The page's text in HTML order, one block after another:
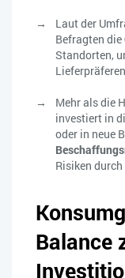
Laut der
Befragten die
Standorten,
Mehr als die
investiert in
oder in neue
Risiken
Balance